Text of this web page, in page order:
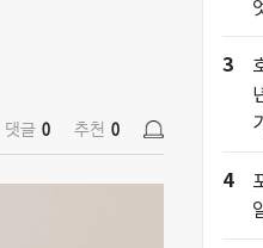
댓글 0 추천 0